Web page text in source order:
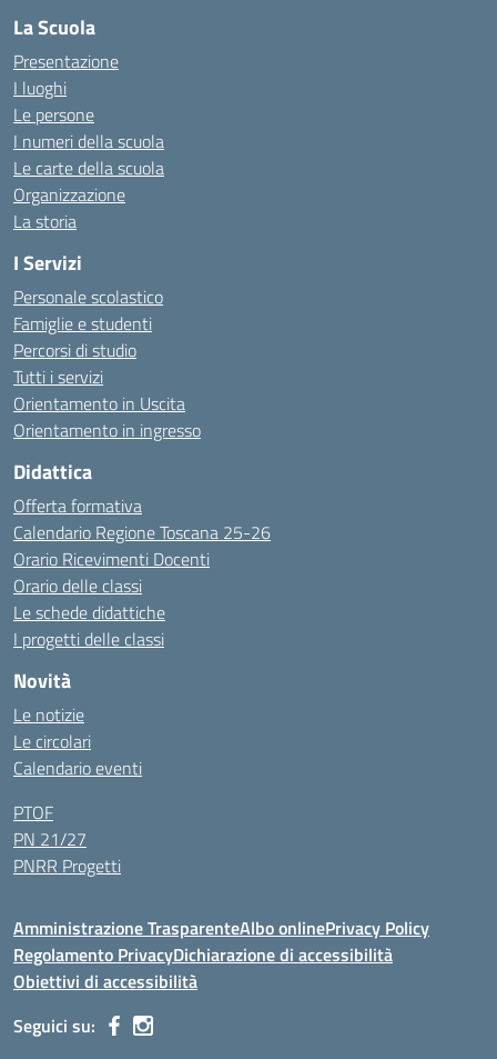
La Scuola
Presentazione
I luoghi
Le persone
I numeri della scuola
Le carte della scuola
Organizzazione
La storia
I Servizi
Personale scolastico
Famiglie e studenti
Percorsi di studio
Tutti i servizi
Orientamento in Uscita
Orientamento in ingresso
Didattica
Offerta formativa
Calendario Regione Toscana 25-26
Orario Ricevimenti Docenti
Orario delle classi
Le schede didattiche
I progetti delle classi
Novità
Le notizie
Le circolari
Calendario eventi
PTOF
PN 21/27
PNRR Progetti
Amministrazione TrasparenteAlbo onlinePrivacy Policy
Regolamento PrivacyDichiarazione di accessibilità
Obiettivi di accessibilità
Seguici su: